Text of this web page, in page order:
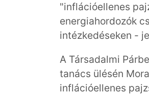
"inflációellenes
energiahordozók
intézkedéseken -
A Társadalmi
tanács ülésén
inflációellenes